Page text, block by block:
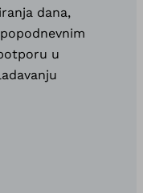
dana,
u